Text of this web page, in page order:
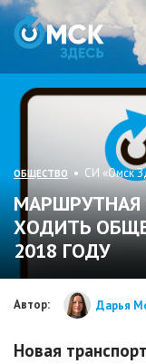
ОБЩЕСТВО • СИ «Омск
МАРШРУТНАЯ
ХОДИТЬ
2018 ГОДУ
Автор: Дарья
Новая